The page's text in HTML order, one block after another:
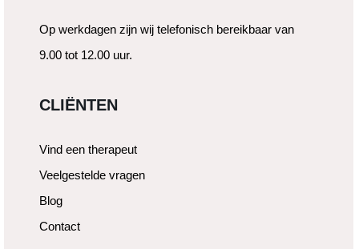
Op werkdagen zijn wij telefonisch bereikbaar van
9.00 tot 12.00 uur.
CLIËNTEN
Vind een therapeut
Veelgestelde vragen
Blog
Contact